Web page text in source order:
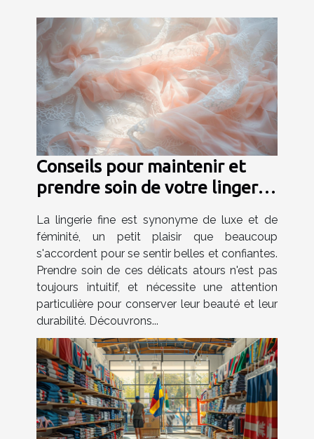
Conseils pour maintenir et
prendre soin de votre lingerie
La lingerie fine est synonyme de luxe et de
féminité, un petit plaisir que beaucoup
s'accordent pour se sentir belles et confiantes.
Prendre soin de ces délicats atours n'est pas
toujours intuitif, et nécessite une attention
particulière pour conserver leur beauté et leur
durabilité. Découvrons...